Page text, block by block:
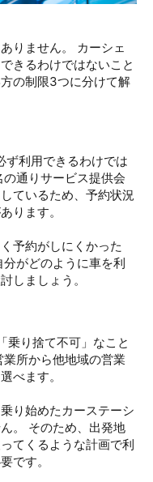
りません。 カーシェ
きるわけではないこと
の制限3つに分けて解
ず利用できるわけでは
通りサービス提供会
ているため、予約状況
ります。
予約がしにくかった
がどのように車を利
しましょう。
乗り捨て不可」なこと
所から他地域の営業
べます。
り始めたカーステーシ
。 そのため、出発地
てくるような計画で利
です。